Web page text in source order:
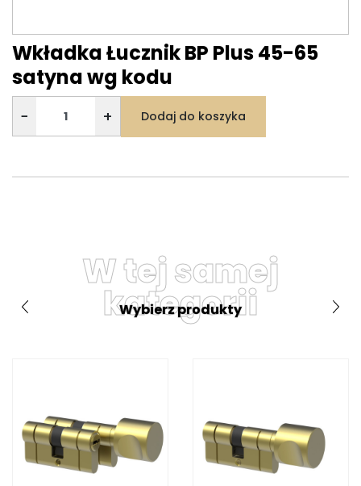
Wkładka Łucznik BP Plus 45-65
satyna wg kodu
− + Dodaj do koszyka
W tej samej
kategorii
Wybierz produkty